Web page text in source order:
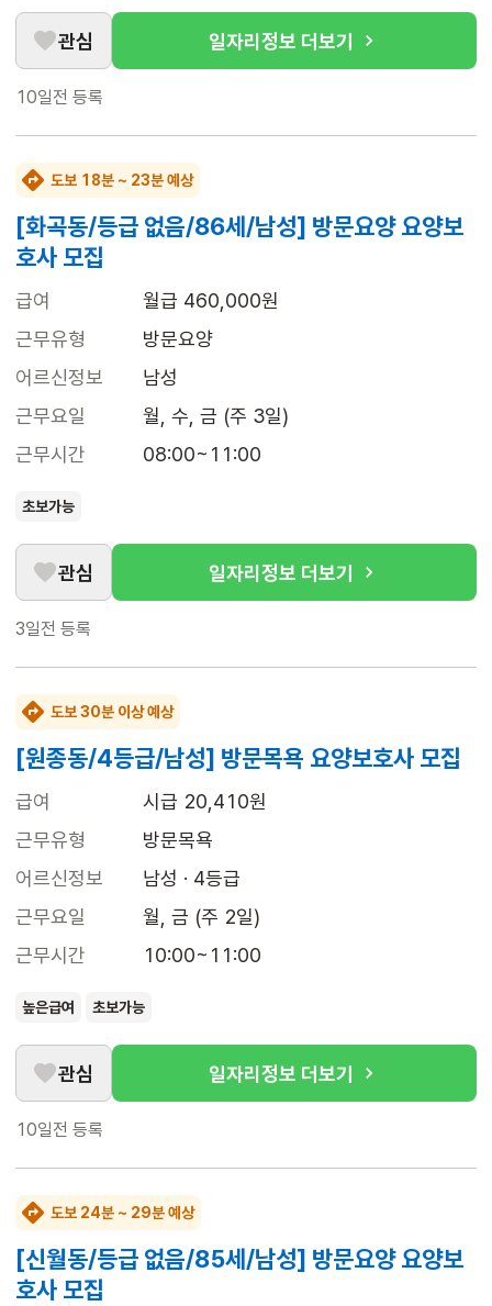
관심 일자리정보 더보기
10일전 등록
도보 18분 ~ 23분 예상
[화곡동/등급 없음/86세/남성] 방문요양 요양보
호사 모집
급여
월급 460,000원
근무유형
방문요양
어르신정보
남성
근무요일
월, 수, 금 (주 3일)
근무시간
08:00~11:00
초보가능
관심 일자리정보 더보기
3일전 등록
도보 30분 이상 예상
[원종동/4등급/남성] 방문목욕 요양보호사 모집
급여
시급 20,410원
근무유형
방문목욕
어르신정보
남성 · 4등급
근무요일
월, 금 (주 2일)
근무시간
10:00~11:00
높은급여 초보가능
관심 일자리정보 더보기
10일전 등록
도보 24분 ~ 29분 예상
[신월동/등급 없음/85세/남성] 방문요양 요양보
호사 모집